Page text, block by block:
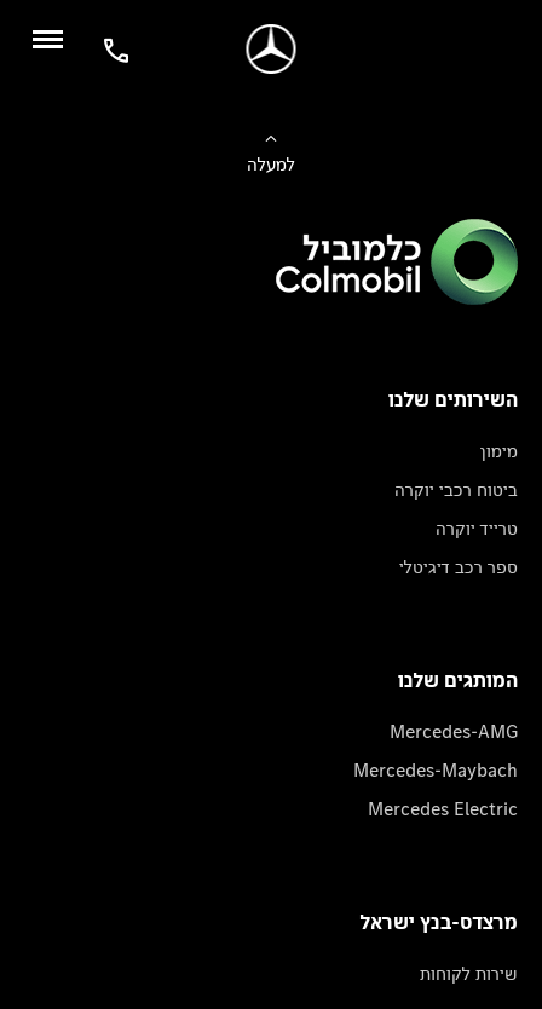
למעלה
השירותים שלנו
מימון
ביטוח רכבי יוקרה
טרייד יוקרה
ספר רכב דיגיטלי
המותגים שלנו
Mercedes-AMG
Mercedes-Maybach
Mercedes Electric
מרצדס-בנץ ישראל
שירות לקוחות